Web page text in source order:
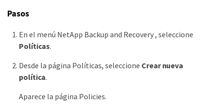
Pasos
En el menú NetApp Backup and Recovery , seleccione
Políticas.
Desde la página Políticas, seleccione Crear nueva
política.
Aparece la página Policies.